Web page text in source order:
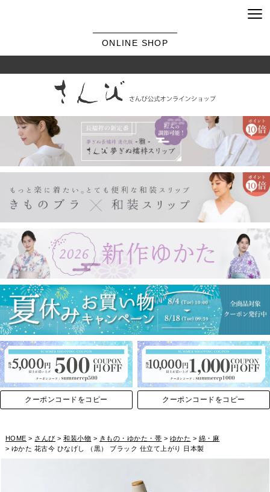
ONLINE SHOP
クーポンコードをコピー クーポンコードをコピー
HOME さんび 和装小物 きもの・ゆかた・帯 ゆかた
綿・麻
ゆかた 花古今 ひなげし （黒） ブラック 仕立て上がり 日本製